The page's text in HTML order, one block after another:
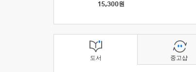
15,300원
도서 중고샵